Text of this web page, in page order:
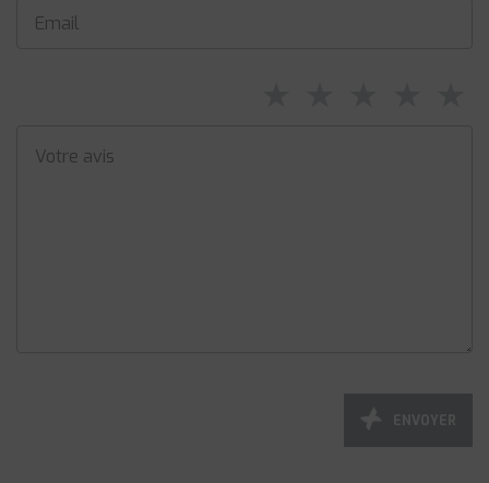
ENVOYER